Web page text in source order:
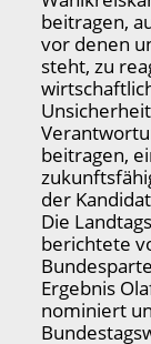
beitragen,
vor denen
steht, zu
beitragen,
der
Die
berichtete
Ergebnis
nominiert